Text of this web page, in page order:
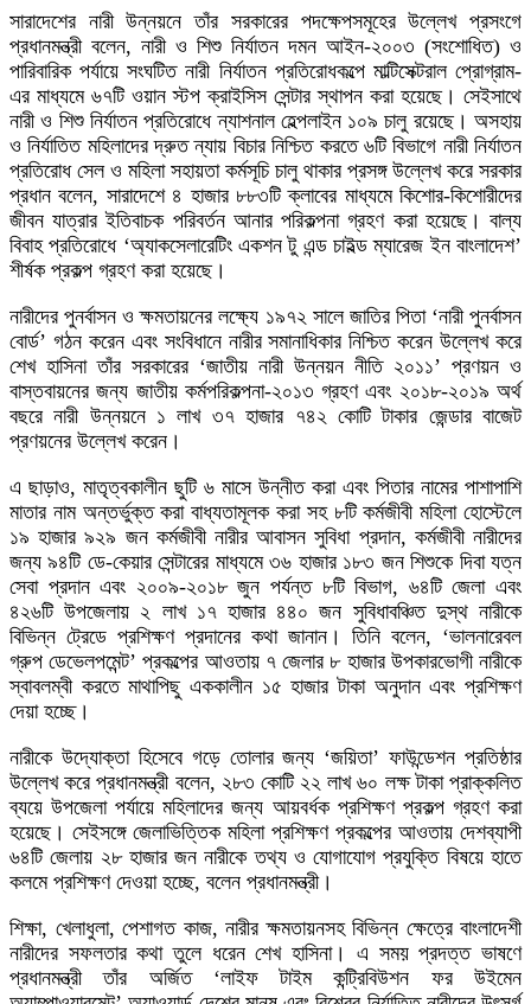
সারাদেশের নারী উন্নয়নে তাঁর সরকারের পদক্ষেপসমূহের উল্লেখ প্রসংগে
প্রধানমন্ত্রী বলেন, নারী ও শিশু নির্যাতন দমন আইন-২০০৩ (সংশোধিত) ও
পারিবারিক পর্যায়ে সংঘটিত নারী নির্যাতন প্রতিরোধকল্পে মাল্টিসেক্টরাল প্রোগ্রাম-
এর মাধ্যমে ৬৭টি ওয়ান স্টপ ক্রাইসিস সেন্টার স্থাপন করা হয়েছে। সেইসাথে
নারী ও শিশু নির্যাতন প্রতিরোধে ন্যাশনাল হেল্পলাইন ১০৯ চালু রয়েছে। অসহায়
ও নির্যাতিত মহিলাদের দ্রুত ন্যায় বিচার নিশ্চিত করতে ৬টি বিভাগে নারী নির্যাতন
প্রতিরোধ সেল ও মহিলা সহায়তা কর্মসূচি চালু থাকার প্রসঙ্গ উল্লেখ করে সরকার
প্রধান বলেন, সারাদেশে ৪ হাজার ৮৮৩টি ক্লাবের মাধ্যমে কিশোর-কিশোরীদের
জীবন যাত্রার ইতিবাচক পরিবর্তন আনার পরিকল্পনা গ্রহণ করা হয়েছে। বাল্য
বিবাহ প্রতিরোধে ‘অ্যাকসেলারেটিং একশন টু এন্ড চাইল্ড ম্যারেজ ইন বাংলাদেশ’
শীর্ষক প্রকল্প গ্রহণ করা হয়েছে।
নারীদের পুনর্বাসন ও ক্ষমতায়নের লক্ষ্যে ১৯৭২ সালে জাতির পিতা ‘নারী পুনর্বাসন
বোর্ড’ গঠন করেন এবং সংবিধানে নারীর সমানাধিকার নিশ্চিত করেন উল্লেখ করে
শেখ হাসিনা তাঁর সরকারের ‘জাতীয় নারী উন্নয়ন নীতি ২০১১’ প্রণয়ন ও
বাস্তবায়নের জন্য জাতীয় কর্মপরিকল্পনা-২০১৩ গ্রহণ এবং ২০১৮-২০১৯ অর্থ
বছরে নারী উন্নয়নে ১ লাখ ৩৭ হাজার ৭৪২ কোটি টাকার জেন্ডার বাজেট
প্রণয়নের উল্লেখ করেন।
এ ছাড়াও, মাতৃত্বকালীন ছুটি ৬ মাসে উন্নীত করা এবং পিতার নামের পাশাপাশি
মাতার নাম অন্তর্ভুক্ত করা বাধ্যতামূলক করা সহ ৮টি কর্মজীবী মহিলা হোস্টেলে
১৯ হাজার ৯২৯ জন কর্মজীবী নারীর আবাসন সুবিধা প্রদান, কর্মজীবী নারীদের
জন্য ৯৪টি ডে-কেয়ার সেন্টারের মাধ্যমে ৩৬ হাজার ১৮৩ জন শিশুকে দিবা যত্ন
সেবা প্রদান এবং ২০০৯-২০১৮ জুন পর্যন্ত ৮টি বিভাগ, ৬৪টি জেলা এবং
৪২৬টি উপজেলায় ২ লাখ ১৭ হাজার ৪৪০ জন সুবিধাবঞ্চিত দুস্থ নারীকে
বিভিন্ন ট্রেডে প্রশিক্ষণ প্রদানের কথা জানান। তিনি বলেন, ‘ভালনারেবল
গ্রুপ ডেভেলপমেন্ট’ প্রকল্পের আওতায় ৭ জেলার ৮ হাজার উপকারভোগী নারীকে
স্বাবলম্বী করতে মাথাপিছু এককালীন ১৫ হাজার টাকা অনুদান এবং প্রশিক্ষণ
দেয়া হচ্ছে।
নারীকে উদ্যোক্তা হিসেবে গড়ে তোলার জন্য ‘জয়িতা’ ফাউন্ডেশন প্রতিষ্ঠার
উল্লেখ করে প্রধানমন্ত্রী বলেন, ২৮৩ কোটি ২২ লাখ ৬০ লক্ষ টাকা প্রাক্কলিত
ব্যয়ে উপজেলা পর্যায়ে মহিলাদের জন্য আয়বর্ধক প্রশিক্ষণ প্রকল্প গ্রহণ করা
হয়েছে। সেইসঙ্গে জেলাভিত্তিক মহিলা প্রশিক্ষণ প্রকল্পের আওতায় দেশব্যাপী
৬৪টি জেলায় ২৮ হাজার জন নারীকে তথ্য ও যোগাযোগ প্রযুক্তি বিষয়ে হাতে
কলমে প্রশিক্ষণ দেওয়া হচ্ছে, বলেন প্রধানমন্ত্রী।
শিক্ষা, খেলাধুলা, পেশাগত কাজ, নারীর ক্ষমতায়নসহ বিভিন্ন ক্ষেত্রে বাংলাদেশী
নারীদের সফলতার কথা তুলে ধরেন শেখ হাসিনা। এ সময় প্রদত্ত ভাষণে
প্রধানমন্ত্রী তাঁর অর্জিত ‘লাইফ টাইম কন্ট্রিবিউশন ফর উইমেন